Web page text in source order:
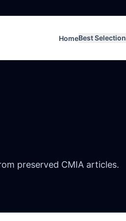
HomeBest Selection
preserved CMIA articles.